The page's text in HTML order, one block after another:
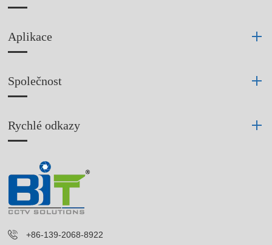
Aplikace
Společnost
Rychlé odkazy
+86-139-2068-8922